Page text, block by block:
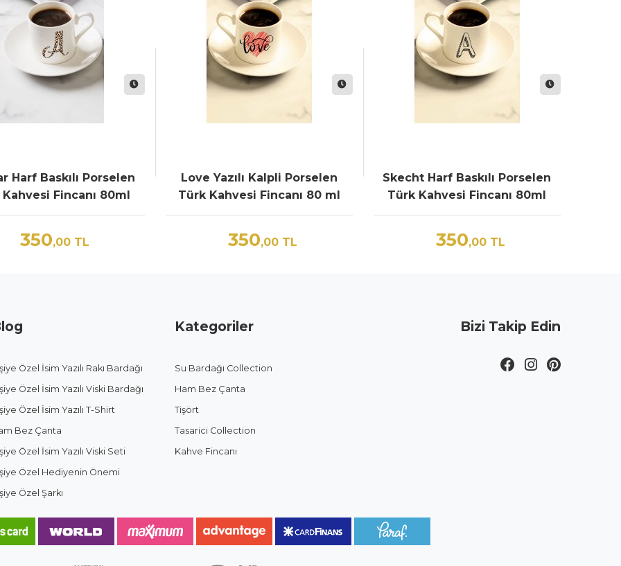
Harf Baskılı Porselen
Fincanı 80ml
350,00TL
Love Yazılı Kalpli Porselen
Türk Kahvesi Fincanı 80 ml
350,00TL
Skecht Harf Baskılı Porselen
Türk Kahvesi Fincanı 80ml
350,00TL
Özel İsim Yazılı Rakı Bardağı
Özel İsim Yazılı Viski Bardağı
Özel İsim Yazılı T-Shirt
Bez Çanta
Özel İsim Yazılı Viski Seti
Özel Hediyenin Önemi
Özel Şarkı
Kategoriler
Su Bardağı Collection
Ham Bez Çanta
Tişört
Tasarici Collection
Kahve Fincanı
Bizi Takip Edin